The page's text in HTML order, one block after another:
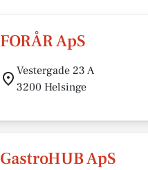
FORÅR ApS
Vestergade 23 A
3200 Helsinge
GastroHUB ApS